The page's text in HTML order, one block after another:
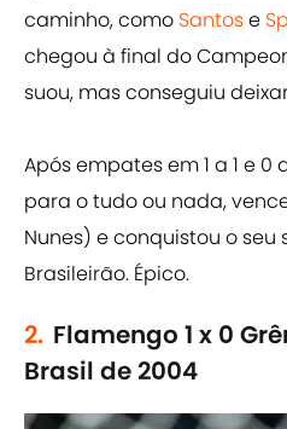
caminho, como Santose
chegou à final do
suou, mas conseguiu
Após empates em 1 a 1 e 0
para o tudo ou nada,
Nunes) e conquistou o
Brasileirão. Épico.
2. Flamengo 1 x 0
Brasil de 2004